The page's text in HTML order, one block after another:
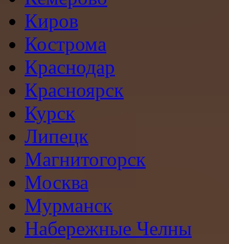
Киров
Кострома
Краснодар
Красноярск
Курск
Липецк
Магнитогорск
Москва
Мурманск
Набережные Челны